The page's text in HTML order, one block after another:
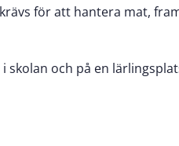
för att hantera mat,
skolan och på en